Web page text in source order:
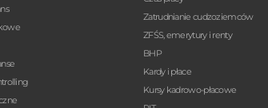
Zatrudnianie cudzoziemców
ZFŚS, emerytury i renty
BHP
Kardy i płace
Kursy kadrowo-płacowe